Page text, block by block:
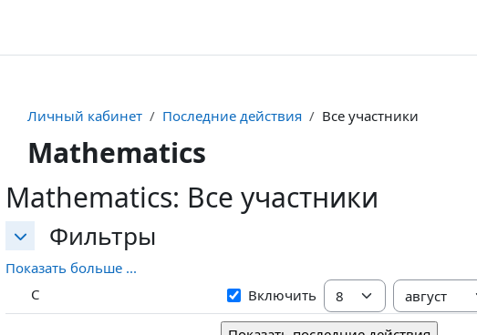
Личный кабинет Последние действия Все участники
Mathematics
Mathematics: Все участники
Фильтры
ФильтрыФильтры
Показать больше ...
С
С Включить День Месяц